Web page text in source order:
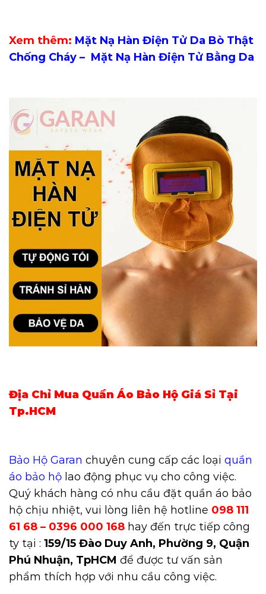
Xem thêm: Mặt Nạ Hàn Điện Tử Da Bò Thật
Chống Cháy – Mặt Nạ Hàn Điện Tử Bằng Da
Địa Chỉ Mua Quần Áo Bảo Hộ Giá Sỉ Tại
Tp.HCM
Bảo Hộ Garan chuyên cung cấp các loại quần
áo bảo hộ lao động phục vụ cho công việc.
Quý khách hàng có nhu cầu đặt quần áo bảo
hộ chịu nhiệt, vui lòng liên hệ hotline 098 111
61 68 – 0396 000 168 hay đến trực tiếp công
ty tại : 159/15 Đào Duy Anh, Phường 9, Quận
Phú Nhuận, TpHCM để được tư vấn sản
phẩm thích hợp với nhu cầu công việc.